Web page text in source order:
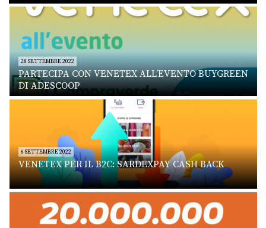
28 SETTEMBRE 2022
PARTECIPA CON VENETEX ALL’EVENTO BUYGREEN
DI ADESCOOP
6 SETTEMBRE 2022
VENETEX PER IL B2C: SARDEXPAY CASH BACK